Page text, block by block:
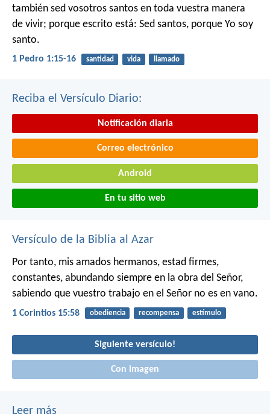
también sed vosotros santos en toda vuestra manera
de vivir; porque escrito está: Sed santos, porque Yo soy
santo.
1 Pedro 1:15-16 santidad vida llamado
Reciba el Versículo Diario:
Notificación diaria
Correo electrónico
Android
En tu sitio web
Versículo de la Biblia al Azar
Por tanto, mis amados hermanos, estad firmes,
constantes, abundando siempre en la obra del Señor,
sabiendo que vuestro trabajo en el Señor no es en vano.
1 Corintios 15:58 obediencia recompensa estímulo
Siguiente versículo!
Con imagen
Leer más